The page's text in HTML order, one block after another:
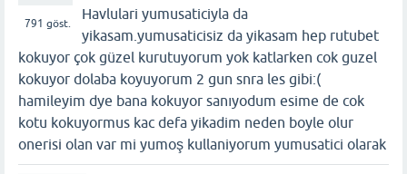
791 göst.
Havlulari yumusaticiyla da
yikasam.yumusaticisiz da yikasam hep rutubet
kokuyor çok güzel kurutuyorum yok katlarken cok guzel
kokuyor dolaba koyuyorum 2 gun snra les gibi:(
hamileyim dye bana kokuyor sanıyodum esime de cok
kotu kokuyormus kac defa yikadim neden boyle olur
onerisi olan var mi yumoş kullaniyorum yumusatici olarak